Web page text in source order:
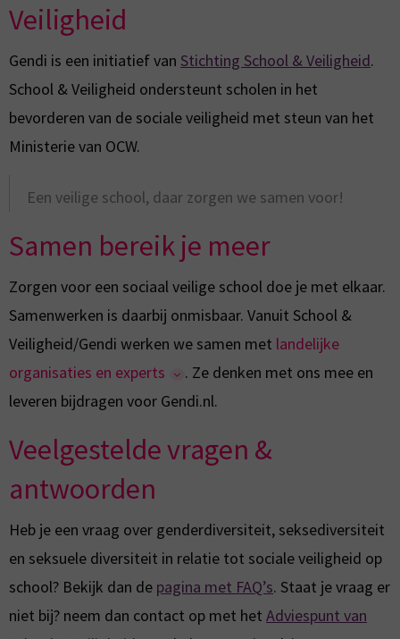
Veiligheid
Gendi is een initiatief van Stichting School & Veiligheid.
School & Veiligheid ondersteunt scholen in het
bevorderen van de sociale veiligheid met steun van het
Ministerie van OCW.
Een veilige school, daar zorgen we samen voor!
Samen bereik je meer
Zorgen voor een sociaal veilige school doe je met elkaar.
Samenwerken is daarbij onmisbaar. Vanuit School &
Veiligheid/Gendi werken we samen met landelijke
organisaties en experts
. Ze denken met ons mee en
leveren bijdragen voor Gendi.nl.
Veelgestelde vragen &
antwoorden
Heb je een vraag over genderdiversiteit, seksediversiteit
en seksuele diversiteit in relatie tot sociale veiligheid op
school? Bekijk dan de pagina met FAQ’s. Staat je vraag er
niet bij? neem dan contact op met het Adviespunt van